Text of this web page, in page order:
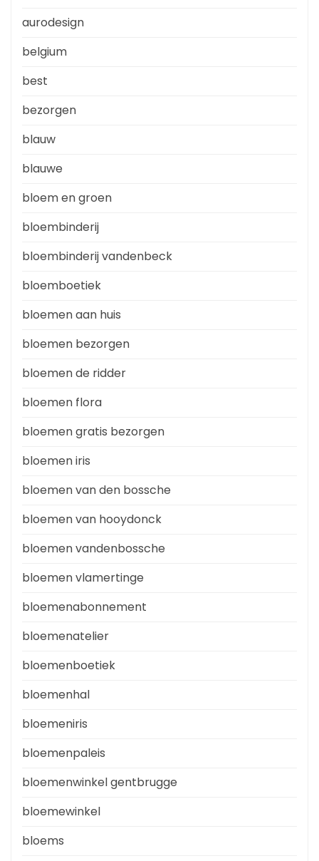
aurodesign
belgium
best
bezorgen
blauw
blauwe
bloem en groen
bloembinderij
bloembinderij vandenbeck
bloemboetiek
bloemen aan huis
bloemen bezorgen
bloemen de ridder
bloemen flora
bloemen gratis bezorgen
bloemen iris
bloemen van den bossche
bloemen van hooydonck
bloemen vandenbossche
bloemen vlamertinge
bloemenabonnement
bloemenatelier
bloemenboetiek
bloemenhal
bloemeniris
bloemenpaleis
bloemenwinkel gentbrugge
bloemewinkel
bloems